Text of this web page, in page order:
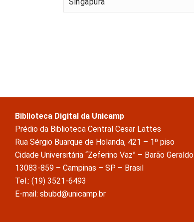
Biblioteca Digital da Unicamp
Prédio da Biblioteca Central Cesar Lattes
Rua Sérgio Buarque de Holanda, 421 – 1º piso
Cidade Universitária “Zeferino Vaz” – Barão Geraldo
13083-859 – Campinas – SP – Brasil
Tel.: (19) 3521-6493
E-mail: sbubd@unicamp.br